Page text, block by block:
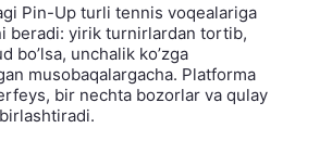
Pin-Up turli tennis voqealariga
beradi: yirik turnirlardan tortib,
bo’lsa, unchalik ko’zga
musobaqalargacha. Platforma
bir nechta bozorlar va qulay